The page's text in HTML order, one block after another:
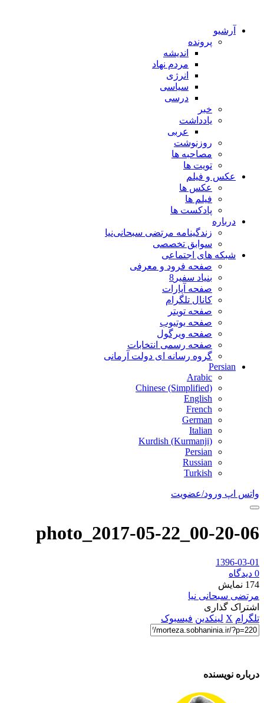
آرشیو
پرونده
اندیشه
مردم نهاد
انرژی
سیاسی
درسی
خبر
یادداشت
عربی
روزنوشت
مصاحبه ها
تویت ها
عکس و فیلم
عکس ها
فیلم ها
پادکست ها
درباره
زندگینامه مرتضی سبحانی‌نیا
سوابق تخصصی
شبکه های اجتماعی
صفحه فرود و معرفی
بنیاد سفیر8
صفحه آپارات
کانال تلگرام
صفحه تویتر
صفحه یوتیوب
صفحه ویرگول
صفحه رسمی انتخابات
گروه رسانه ای دولت آرمانی
Persian
Arabic
Chinese (Simplified)
English
French
German
Italian
Kurdish (Kurmanji)
Persian
Russian
Turkish
واتس اپ ورود/عضویت
photo_2017-05-22_00-20-06
1396-03-01
0 دیدگاه
174 نمایش
مرتضی سبحانی نیا
اشتراک گذاری
تلگرام X لینکدین فیسبوک
درباره نویسنده